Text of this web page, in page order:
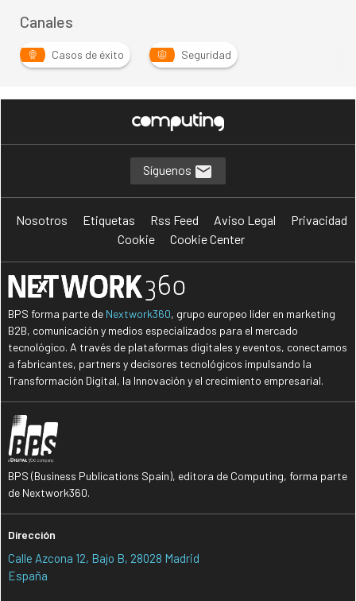
Canales
Casos de éxito Seguridad
Síguenos
Nosotros Etiquetas Rss Feed Aviso Legal
Privacidad
Cookie
Cookie Center
BPS forma parte de Nextwork360, grupo europeo líder en marketing
B2B, comunicación y medios especializados para el mercado
tecnológico. A través de plataformas digitales y eventos, conectamos
a fabricantes, partners y decisores tecnológicos impulsando la
Transformación Digital, la Innovación y el crecimiento empresarial.
BPS (Business Publications Spain), editora de Computing, forma parte
de Nextwork360.
Dirección
Calle Azcona 12, Bajo B, 28028 Madrid
España